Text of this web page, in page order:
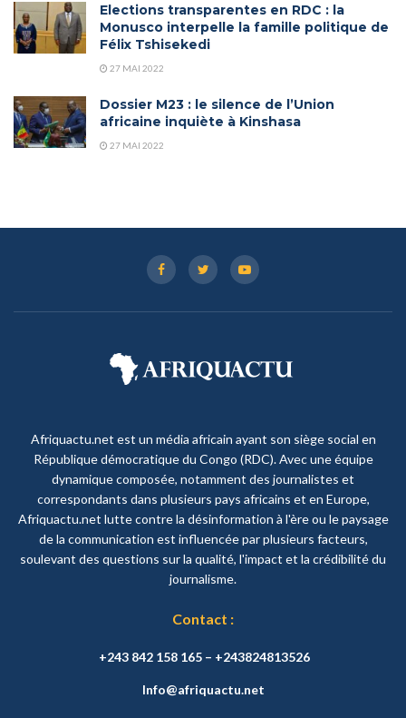
Elections transparentes en RDC : la
Monusco interpelle la famille politique de
Félix Tshisekedi
27 MAI 2022
Dossier M23 : le silence de l’Union
africaine inquiète à Kinshasa
27 MAI 2022
Afriquactu.net est un média africain ayant son siège social en
République démocratique du Congo (RDC). Avec une équipe
dynamique composée, notamment des journalistes et
correspondants dans plusieurs pays africains et en Europe,
Afriquactu.net lutte contre la désinformation à l'ère ou le paysage
de la communication est influencée par plusieurs facteurs,
soulevant des questions sur la qualité, l'impact et la crédibilité du
journalisme.
Contact :
+243 842 158 165 – +243824813526
Info@afriquactu.net